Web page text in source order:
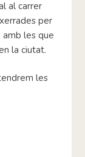
al carrer
per
les que
la ciutat.
les